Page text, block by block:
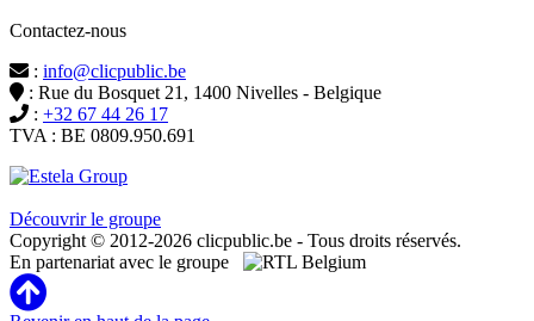
Contactez-nous
: info@clicpublic.be
: Rue du Bosquet 21, 1400 Nivelles - Belgique
: +32 67 44 26 17
TVA : BE 0809.950.691
Découvrir le groupe
Copyright © 2012-2026 clicpublic.be - Tous droits réservés.
En partenariat avec le groupe